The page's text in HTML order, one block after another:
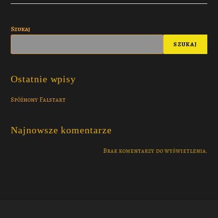
Szukaj
SZUKAJ
Ostatnie wpisy
Spóźnony Falstart
Najnowsze komentarze
Brak komentarzy do wyświetlenia.